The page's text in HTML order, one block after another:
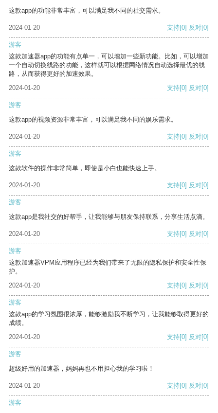
这款app的功能非常丰富，可以满足我不同的社交需求。
2024-01-20 支持[0] 反对[0]
游客
这款加速器app的功能有点单一，可以增加一些新功能。比如，可以增加
一个自动切换线路的功能，这样就可以根据网络情况自动选择最优的线
路，从而获得更好的加速效果。
2024-01-20
支持[0] 反对[0]
游客
这款app的视频资源非常丰富，可以满足我不同的娱乐需求。
2024-01-20 支持[0] 反对[0]
游客
这款软件的操作非常简单，即使是小白也能快速上手。
2024-01-20 支持[0] 反对[0]
游客
这款app是我社交的好帮手，让我能够与朋友保持联系，分享生活点滴。
2024-01-20 支持[0] 反对[0]
游客
这款加速器VPM应用程序已经为我们带来了无限的隐私保护和安全性保
护。
2024-01-20
支持[0] 反对[0]
游客
这款app的学习氛围很浓厚，能够激励我不断学习，让我能够取得更好的
成绩。
2024-01-20
支持[0] 反对[0]
游客
超级好用的加速器，妈妈再也不用担心我的学习啦！
2024-01-20 支持[0] 反对[0]
游客